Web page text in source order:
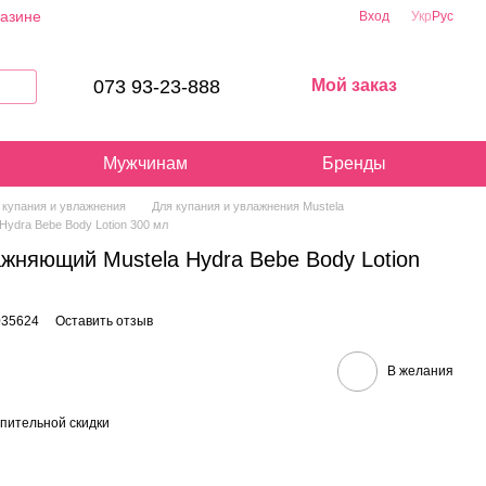
Вход Укр Рус
073 93-23-888 Мой заказ
Мужчинам Бренды
и увлажнения
Для купания и увлажнения Mustela
Bebe Body Lotion 300 мл
Mustela Hydra Bebe Body Lotion
Оставить отзыв
В желания
скидки